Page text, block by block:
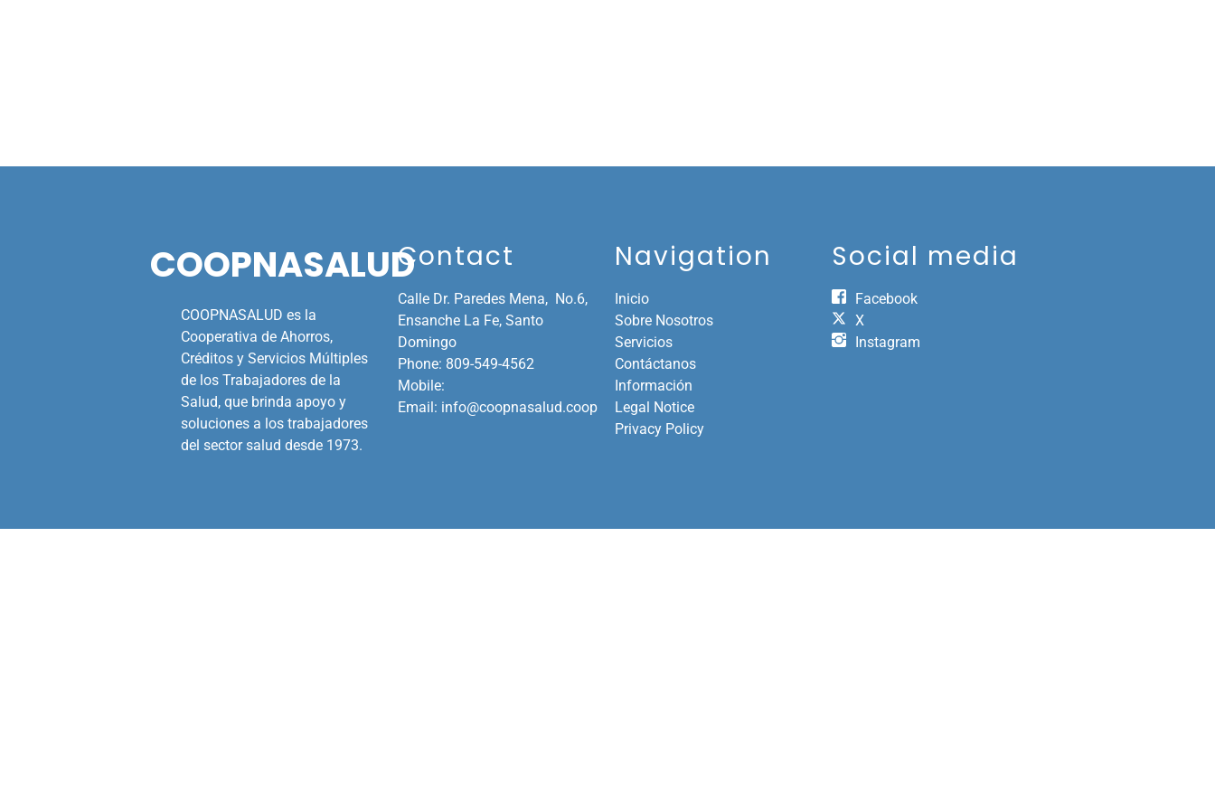
COOPNASALUD
COOPNASALUD es la
Cooperativa de Ahorros,
Créditos y Servicios Múltiples
de los Trabajadores de la
Salud, que brinda apoyo y
soluciones a los trabajadores
del sector salud desde 1973.
Contact
Calle Dr. Paredes Mena, No.6,
Ensanche La Fe, Santo
Domingo
Phone: 809-549-4562
Mobile:
Email: info@coopnasalud.coop
Navigation
Inicio
Sobre Nosotros
Servicios
Contáctanos
Información
Legal Notice
Privacy Policy
Social media
Facebook
X
Instagram